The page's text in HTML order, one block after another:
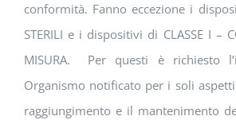
conformità. Fanno eccezione i
STERILI e i dispositivi di CLASSE I –
MISURA. Per questi è richiesto
Organismo notificato per i soli
raggiungimento e il mantenimento